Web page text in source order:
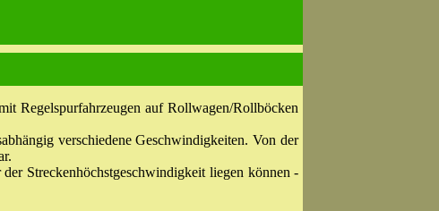
Regelspurfahrzeugen auf Rollwagen/Rollböcken
verschiedene Geschwindigkeiten. Von der
Streckenhöchstgeschwindigkeit liegen können -